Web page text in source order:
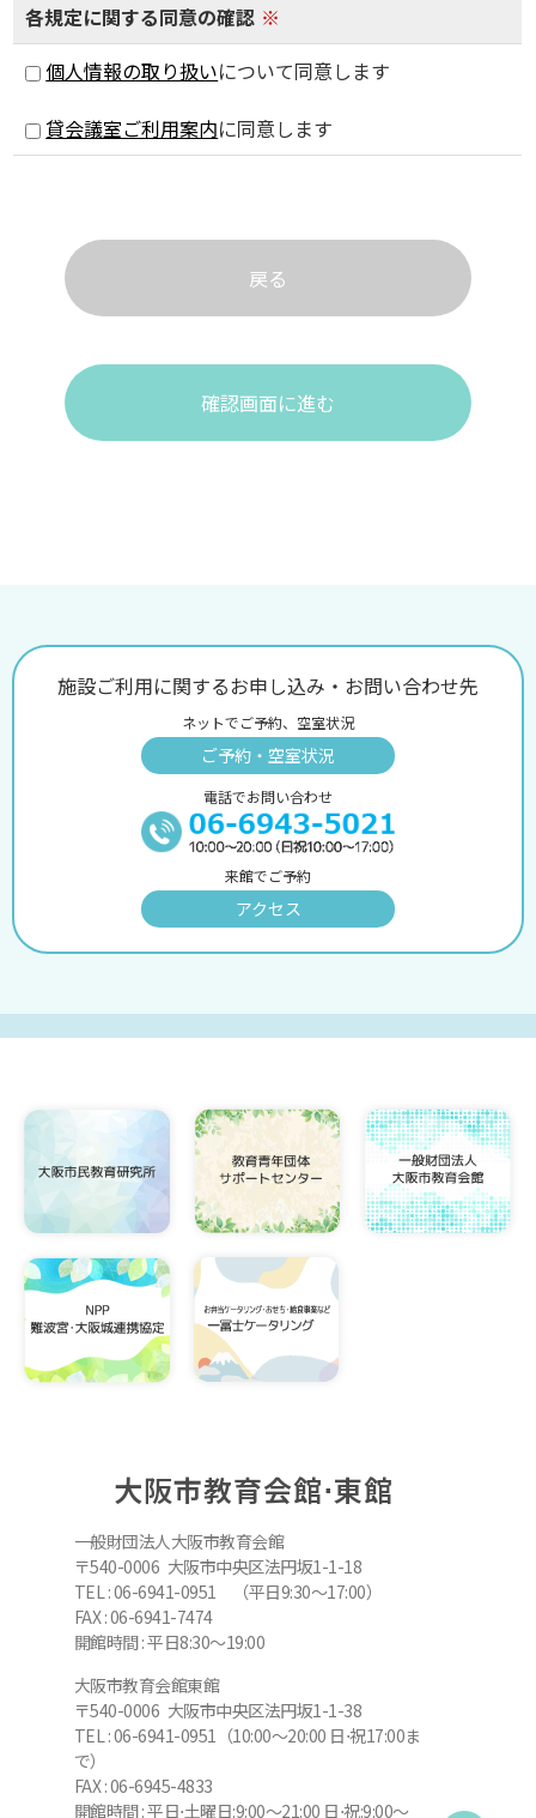
各規定に関する同意の確認 ※
個人情報の取り扱いについて同意します
貸会議室ご利用案内に同意します
戻る
確認画面に進む
施設ご利用に関するお申し込み・お問い合わせ先
ネットでご予約、空室状況
ご予約・空室状況
電話でお問い合わせ
来館でご予約
アクセス
大阪市教育会館⋅東館
一般財団法人大阪市教育会館
〒540-0006 大阪市中央区法円坂1-1-18
TEL : 06-6941-0951 （平日9:30～17:00）
FAX : 06-6941-7474
開館時間 : 平日8:30～19:00
大阪市教育会館東館
〒540-0006 大阪市中央区法円坂1-1-38
TEL : 06-6941-0951（10:00～20:00 日⋅祝17:00ま
で）
FAX : 06-6945-4833
開館時間 : 平日⋅土曜日:9:00～21:00 日⋅祝:9:00～